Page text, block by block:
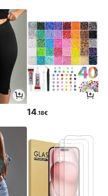
14.18€